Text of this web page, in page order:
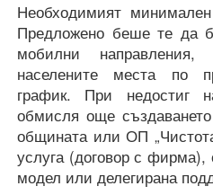
Необходимият
Предложено беше те да
мобилни
населените места по
график. При недостиг
обмисля още
общината или ОП
услуга (договор с фирма),
модел или делегирана